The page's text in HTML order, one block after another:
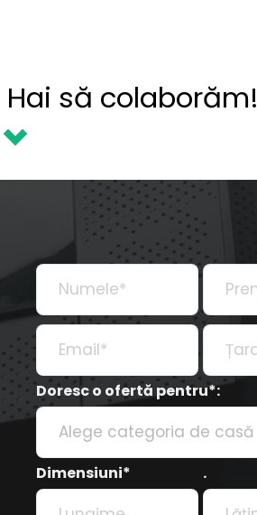
Hai să colaborăm!
Doresc o ofertă pentru*:
Alege categoria de casă
Dimensiuni* .